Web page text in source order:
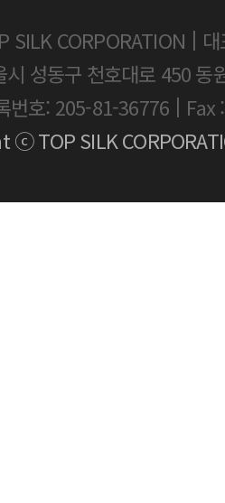
SILK CORPORATION |
시 성동구 천호대로 450 동
번호: 205-81-36776 | Fax
ⓒ TOP SILK